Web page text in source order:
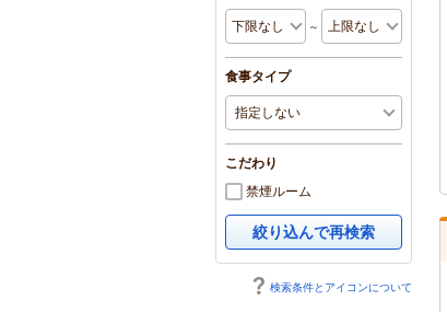
～
食事タイプ
こだわり
禁煙ルーム
絞り込んで再検索
検索条件とアイコンについて